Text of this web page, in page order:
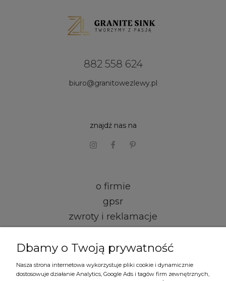
882 558 624
biuro@granitowezlewy.pl
o firmie
gpsr
zwroty i reklamacje
kontakt i dane firmy
regulamin
znajdź nas na
Dbamy o Twoją prywatność
Nasza strona internetowa wykorzystuje pliki cookie i dynamicznie
dostosowuje działanie Analytics, Google Ads i tagów firm zewnętrznych,